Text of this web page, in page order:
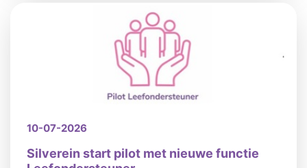
10-07-2026
Silverein start pilot met nieuwe functie